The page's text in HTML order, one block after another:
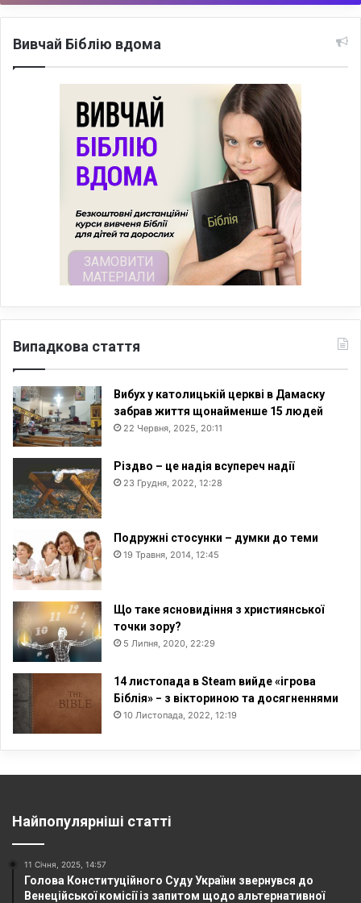
Вивчай Біблію вдома
Випадкова стаття
Вибух у католицькій церкві в Дамаску
забрав життя щонайменше 15 людей
22 Червня, 2025, 20:11
Різдво – це надія всупереч надії
23 Грудня, 2022, 12:28
Подружні стосунки – думки до теми
19 Травня, 2014, 12:45
Що таке ясновидіння з християнської
точки зору?
5 Липня, 2020, 22:29
14 листопада в Steam вийде «ігрова
Біблія» − з вікториною та досягненнями
10 Листопада, 2022, 12:19
Найпопулярніші статті
11 Січня, 2025, 14:57
Голова Конституційного Суду України звернувся до
Венеційської комісії із запитом щодо альтернативної